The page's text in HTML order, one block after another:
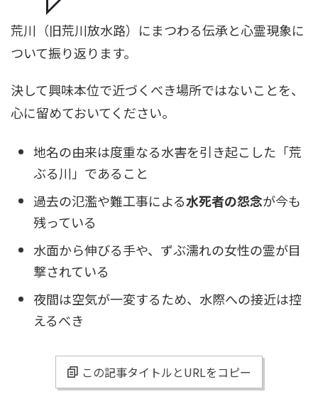
荒川（旧荒川放水路）にまつわる伝承と心霊現象に
ついて振り返ります。
決して興味本位で近づくべき場所ではないことを、
心に留めておいてください。
地名の由来は度重なる水害を引き起こした「荒
ぶる川」であること
過去の氾濫や難工事による水死者の怨念が今も
残っている
水面から伸びる手や、ずぶ濡れの女性の霊が目
撃されている
夜間は空気が一変するため、水際への接近は控
えるべき
この記事タイトルとURLをコピー